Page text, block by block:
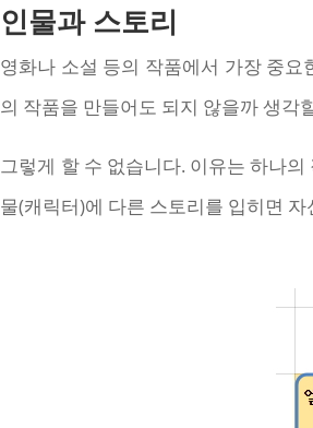
인물과 스토리
영화나 소설 등의 작품에서 가장 중요
의 작품을 만들어도 되지 않을까 생각
그렇게 할 수 없습니다. 이유는 하나
물(캐릭터)에 다른 스토리를 입히면